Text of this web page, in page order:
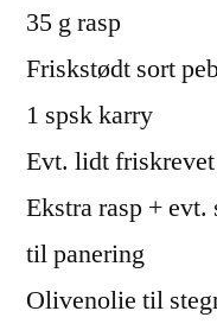
35 g rasp
Friskstødt sort
1 spsk karry
Evt. lidt
Ekstra rasp +
til panering
Olivenolie til